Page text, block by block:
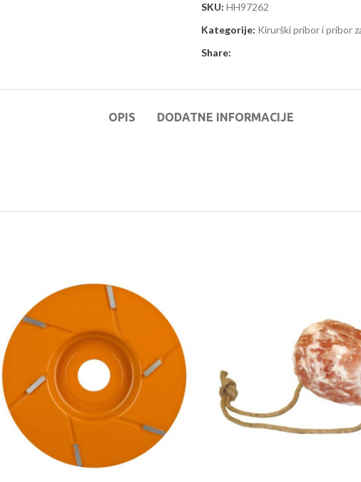
SKU: HH97262
Kategorije: Kirurški pribor i pribor
Share:
OPIS DODATNE INFORMACIJE